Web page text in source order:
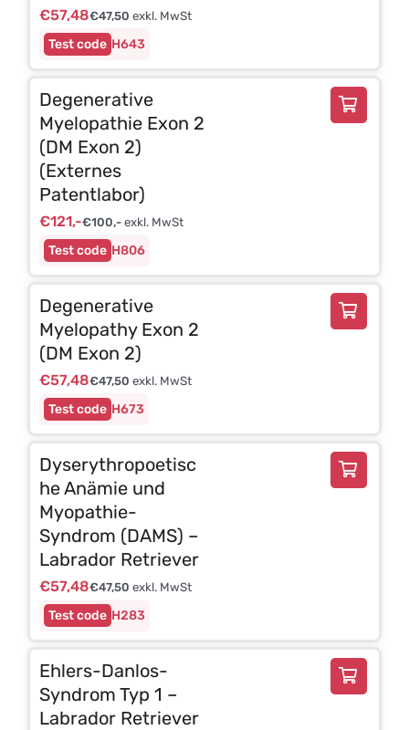
H643
€57,48€47,50 exkl. MwSt
H806
Degenerative
Myelopathie Exon 2
(DM Exon 2)
(Externes
Patentlabor)
€121,-€100,-exkl. MwSt
H673
Degenerative
Myelopathy Exon 2
(DM Exon 2)
€57,48€47,50 exkl. MwSt
H283
Dyserythropoetisc
he Anämie und
Myopathie-
Syndrom (DAMS) –
Labrador Retriever
€57,48€47,50 exkl. MwSt
Ehlers-Danlos-
Syndrom Typ 1 –
Labrador Retriever